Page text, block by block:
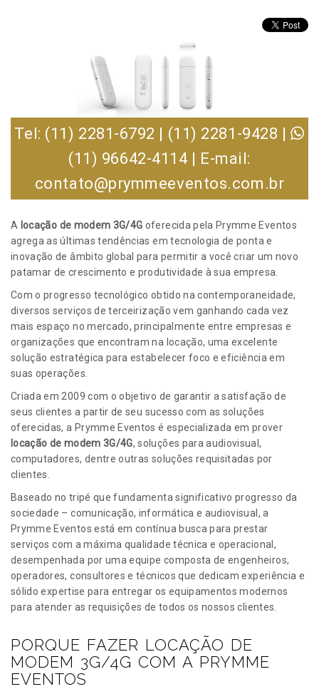
Tel: (11) 2281-6792 | (11) 2281-9428 |
(11) 96642-4114 | E-mail:
contato@prymmeeventos.com.br
A locação de modem 3G/4G oferecida pela Prymme Eventos
agrega as últimas tendências em tecnologia de ponta e
inovação de âmbito global para permitir a você criar um novo
patamar de crescimento e produtividade à sua empresa.
Com o progresso tecnológico obtido na contemporaneidade,
diversos serviços de terceirização vem ganhando cada vez
mais espaço no mercado, principalmente entre empresas e
organizações que encontram na locação, uma excelente
solução estratégica para estabelecer foco e eficiência em
suas operações.
Criada em 2009 com o objetivo de garantir a satisfação de
seus clientes a partir de seu sucesso com as soluções
oferecidas, a Prymme Eventos é especializada em prover
locação de modem 3G/4G, soluções para audiovisual,
computadores, dentre outras soluções requisitadas por
clientes.
Baseado no tripé que fundamenta significativo progresso da
sociedade – comunicação, informática e audiovisual, a
Prymme Eventos está em contínua busca para prestar
serviços com a máxima qualidade técnica e operacional,
desempenhada por uma equipe composta de engenheiros,
operadores, consultores e técnicos que dedicam experiência e
sólido expertise para entregar os equipamentos modernos
para atender as requisições de todos os nossos clientes.
PORQUE FAZER LOCAÇÃO DE
MODEM 3G/4G COM A PRYMME
EVENTOS